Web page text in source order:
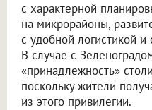
с характерной
на микрорайоны,
с удобной логистикой
В случае с
«принадлежность»
поскольку жители
из этого привилегии.